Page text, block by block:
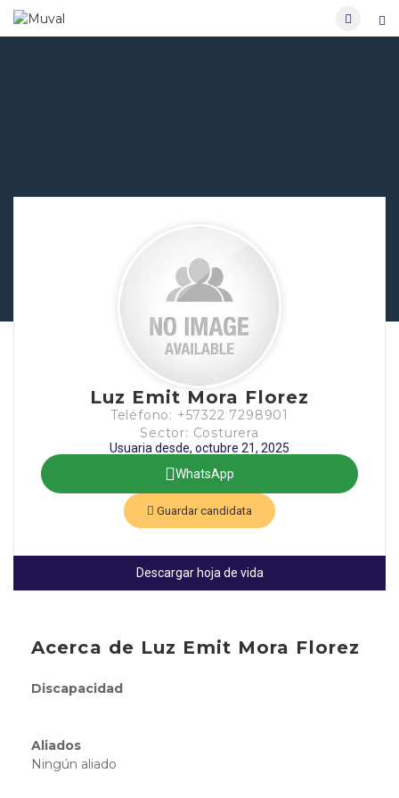
Luz Emit Mora Florez
Teléfono: +57322 7298901
Sector: Costurera
Usuaria desde, octubre 21, 2025
WhatsApp
Guardar candidata
Descargar hoja de vida
Acerca de Luz Emit Mora Florez
Discapacidad
Aliados
Ningún aliado